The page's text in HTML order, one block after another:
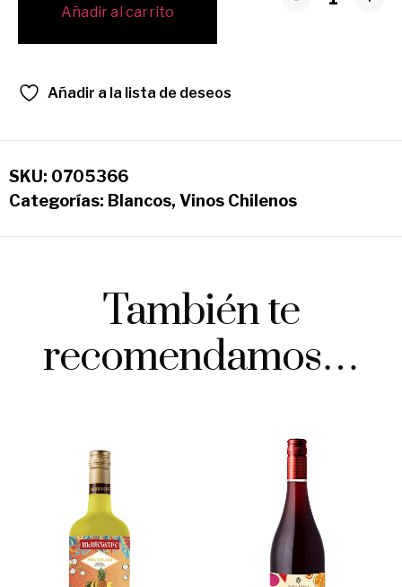
Añadir al carrito
Añadir a la lista de deseos
SKU: 0705366
Categorías: Blancos, Vinos Chilenos
También te
recomendamos…